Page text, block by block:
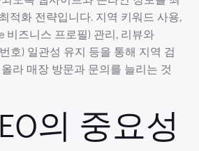
적화 전략입니다. 지역 키워드 사용,
비즈니스 프로필) 관리, 리뷰와
번호) 일관성 유지 등을 통해 지역 검
라 매장 방문과 문의를 늘리는 것
의 중요성